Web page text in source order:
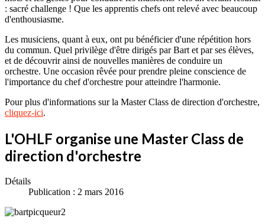
: sacré challenge ! Que les apprentis chefs ont relevé avec beaucoup
d'enthousiasme.
Les musiciens, quant à eux, ont pu bénéficier d'une répétition hors
du commun. Quel privilège d'être dirigés par Bart et par ses élèves,
et de découvrir ainsi de nouvelles manières de conduire un
orchestre. Une occasion rêvée pour prendre pleine conscience de
l'importance du chef d'orchestre pour atteindre l'harmonie.
Pour plus d'informations sur la Master Class de direction d'orchestre,
cliquez-ici.
L'OHLF organise une Master Class de
direction d'orchestre
Détails
Publication : 2 mars 2016